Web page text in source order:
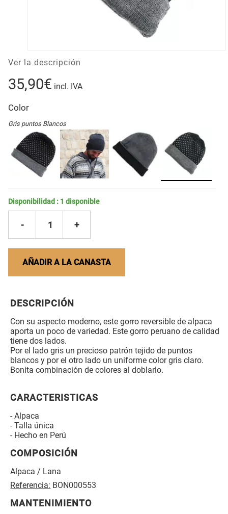
Ver la descripción
35,90€ incl. IVA
Color
Gris puntos Blancos
Disponibilidad : 1 disponible
- 1 +
AÑADIR A LA CANASTA
DESCRIPCIÓN
Con su aspecto moderno, este gorro reversible de alpaca
aporta un poco de variedad. Este gorro peruano de calidad
tiene dos lados.
Por el lado gris un precioso patrón tejido de puntos
blancos y por el otro lado un uniforme color gris claro.
Bonita combinación de colores al doblarlo.
CARACTERISTICAS
- Alpaca
- Talla única
- Hecho en Perú
COMPOSICIÓN
Alpaca / Lana
Referencia: BON000553
MANTENIMIENTO